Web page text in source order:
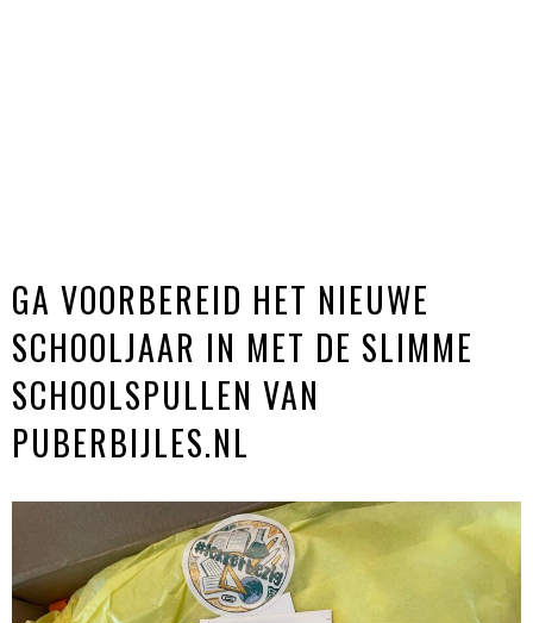
GA VOORBEREID HET NIEUWE
SCHOOLJAAR IN MET DE SLIMME
SCHOOLSPULLEN VAN
PUBERBIJLES.NL